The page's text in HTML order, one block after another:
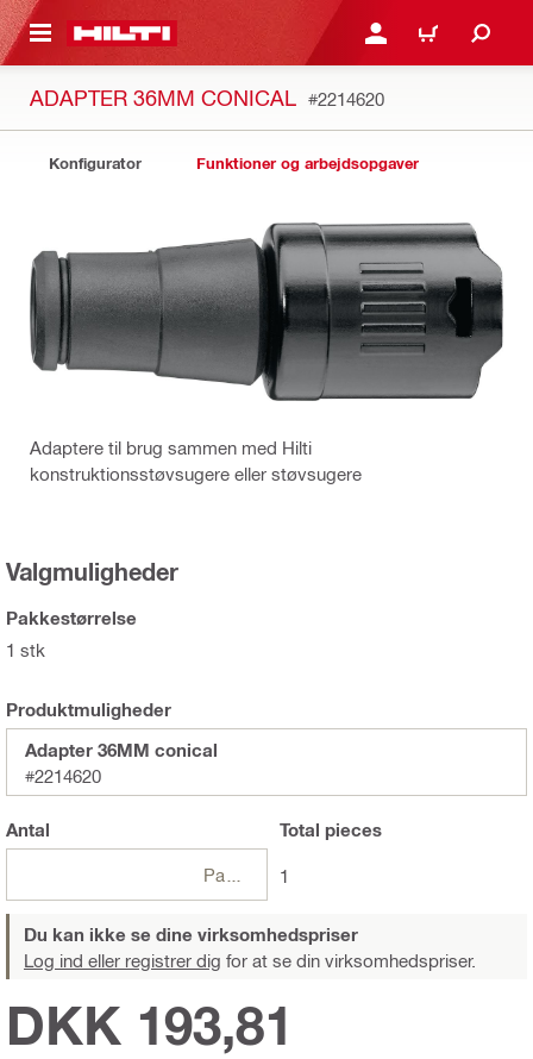
HOVEDINDHOLD LOG IND ELLER
INDKØBSKURV
ADAPTER 36MM CONICAL #2214620
Konfigurator Funktioner og arbejdsopgaver
Adaptere til brug sammen med Hilti
konstruktionsstøvsugere eller støvsugere
Valgmuligheder
Pakkestørrelse
1 stk
Produktmuligheder
Adapter 36MM conical
#2214620
Antal Total pieces
1
Du kan ikke se dine virksomhedspriser
Log ind eller registrer dig for at se din virksomhedspriser.
DKK 193,81